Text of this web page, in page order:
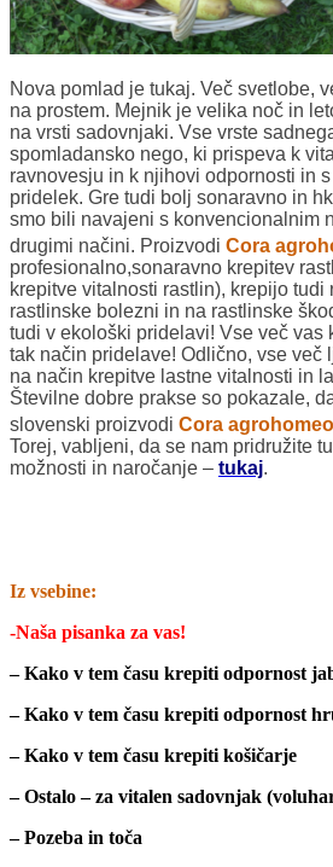
Nova pomlad je tukaj. Več svetlobe,
na prostem. Mejnik je velika noč in
na vrsti sadovnjaki. Vse vrste
spomladansko nego, ki prispeva k
ravnovesju in k njihovi odpornosti in
pridelek. Gre tudi bolj sonaravno in
smo bili navajeni s konvencionalnim
drugimi načini. Proizvodi Cora
profesionalno,sonaravno krepitev
krepitve vitalnosti rastlin), krepijo tudi
rastlinske bolezni in na rastlinske
tudi v ekološki pridelavi! Vse več vas
tak način pridelave! Odlično, vse več
na način krepitve lastne vitalnosti in
Številne dobre prakse so pokazale,
slovenski proizvodi Cora
Torej, vabljeni, da se nam pridružite
možnosti in naročanje – tukaj.
Iz vsebine:
-Naša pisanka za vas!
–Kako v tem času krepiti odpornost
–Kako v tem času krepiti odpornost
–Kako v tem času krepiti košičarje
–Ostalo – za vitalen sadovnjak
–Pozeba in toča